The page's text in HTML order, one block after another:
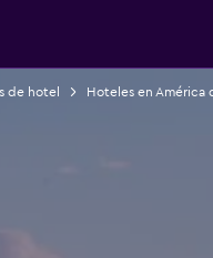
de hotel Hoteles en América